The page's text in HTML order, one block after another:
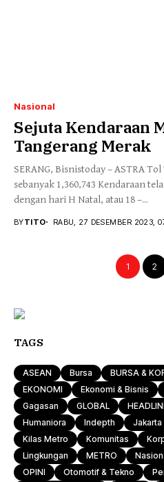
Nasional
Sejuta Kendaraan
Tangerang Merak
SERANG, Bisnistoday – ASTRA
sebanyak 1,360,743 Kendaraan
dengan hari H Natal, atau 18 –...
BYTITO RABU, 27 DESEMBER 2023,
1 2
TAGS
ASEAN Bursa BURSA &
EKONOMI
Ekonomi & Bisnis
Gagasan
GLOBAL
Humaniora
Indepth Jakarta
Kilas Metro
Komunitas
Lingkungan
METRO
OPINI
Otomotif & Tekno